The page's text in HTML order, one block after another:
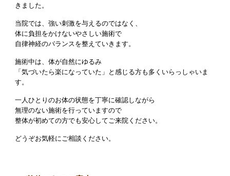
きました。
当院では、強い刺激を与えるのではなく、
体に負担をかけないやさしい施術で
自律神経のバランスを整えていきます。
施術中は、体が自然にゆるみ
「気づいたら楽になっていた」と感じる方も多くいらっしゃいま
す。
一人ひとりのお体の状態を丁寧に確認しながら
無理のない施術を行っていますので
整体が初めての方でも安心してご来院ください。
どうぞお気軽にご相談ください。